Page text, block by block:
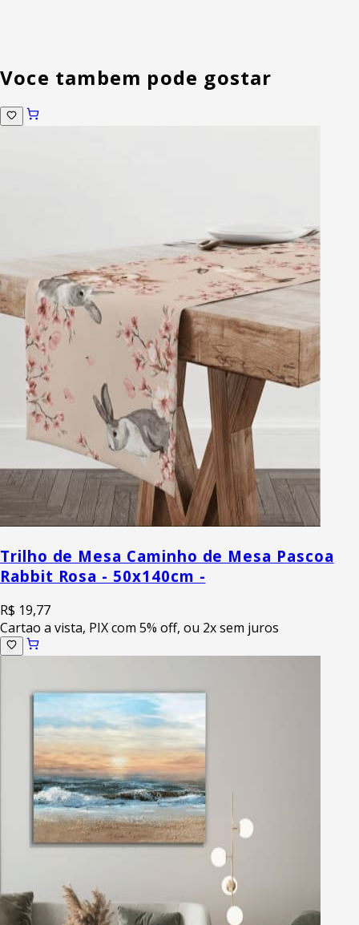
Voce tambem pode gostar
Trilho de Mesa Caminho de Mesa Pascoa
Rabbit Rosa - 50x140cm -
R$ 19,77
Cartao a vista, PIX com 5% off, ou 2x sem juros